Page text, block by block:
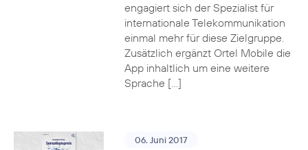
engagiert sich der Spezialist für
internationale Telekommunikation
einmal mehr für diese Zielgruppe.
Zusätzlich ergänzt Ortel Mobile die
App inhaltlich um eine weitere
Sprache […]
06. Juni 2017